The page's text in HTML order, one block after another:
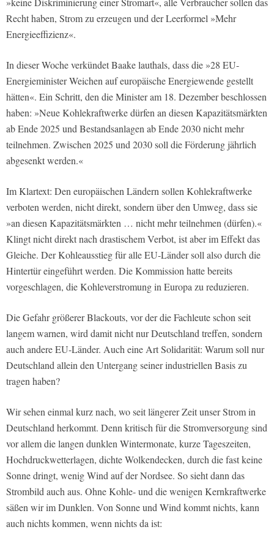
Recht haben, Strom zu erzeugen und der Leerformel »Mehr
Energieeffizienz«.
In dieser Woche verkündet Baake lauthals, dass die »28 EU-
Energieminister Weichen auf europäische Energiewende gestellt
hätten«. Ein Schritt, den die Minister am 18. Dezember beschlossen
haben: »Neue Kohlekraftwerke dürfen an diesen Kapazitätsmärkten
ab Ende 2025 und Bestandsanlagen ab Ende 2030 nicht mehr
teilnehmen. Zwischen 2025 und 2030 soll die Förderung jährlich
abgesenkt werden.«
Im Klartext: Den europäischen Ländern sollen Kohlekraftwerke
verboten werden, nicht direkt, sondern über den Umweg, dass sie
»an diesen Kapazitätsmärkten … nicht mehr teilnehmen (dürfen).«
Klingt nicht direkt nach drastischem Verbot, ist aber im Effekt das
Gleiche. Der Kohleausstieg für alle EU-Länder soll also durch die
Hintertür eingeführt werden. Die Kommission hatte bereits
vorgeschlagen, die Kohleverstromung in Europa zu reduzieren.
Die Gefahr größerer Blackouts, vor der die Fachleute schon seit
langem warnen, wird damit nicht nur Deutschland treffen, sondern
auch andere EU-Länder. Auch eine Art Solidarität: Warum soll nur
Deutschland allein den Untergang seiner industriellen Basis zu
tragen haben?
Wir sehen einmal kurz nach, wo seit längerer Zeit unser Strom in
Deutschland herkommt. Denn kritisch für die Stromversorgung sind
vor allem die langen dunklen Wintermonate, kurze Tageszeiten,
Hochdruckwetterlagen, dichte Wolkendecken, durch die fast keine
Sonne dringt, wenig Wind auf der Nordsee. So sieht dann das
Strombild auch aus. Ohne Kohle- und die wenigen Kernkraftwerke
säßen wir im Dunklen. Von Sonne und Wind kommt nichts, kann
auch nichts kommen, wenn nichts da ist: